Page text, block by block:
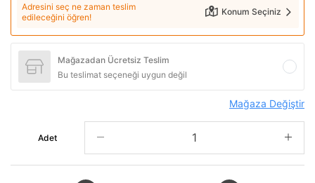
Adresini seç ne zaman teslim
edileceğini öğren!
Konum Seçiniz
Mağazadan Ücretsiz Teslim
Bu teslimat seçeneği uygun değil
Mağaza Değiştir
Adet